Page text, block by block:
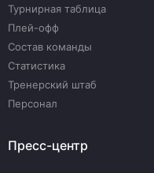
Турнирная таблица
Плей-офф
Состав команды
Статистика
Тренерский штаб
Персонал
Пресс-центр